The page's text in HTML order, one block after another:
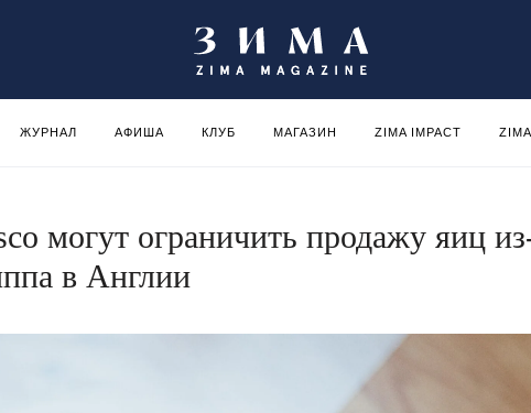
ЖУРНАЛ АФИША КЛУБ МАГАЗИН ZIMA IMPACT
могут ограничить продажу яиц
в Англии